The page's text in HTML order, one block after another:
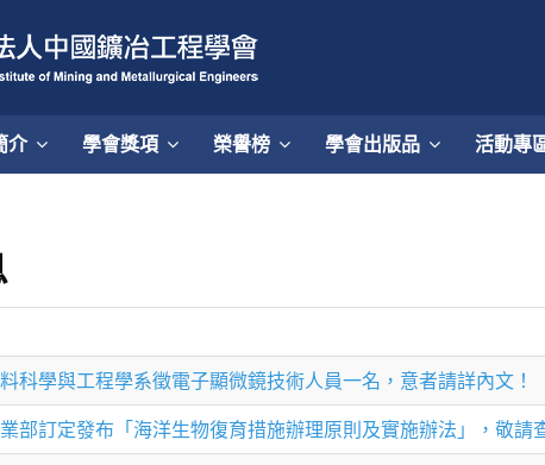
介 學會獎項 榮譽榜 學會出版品 活動專
科學與工程學系徵電子顯微鏡技術人員一名，意者請詳內文！
部訂定發布「海洋生物復育措施辦理原則及實施辦法」，敬請